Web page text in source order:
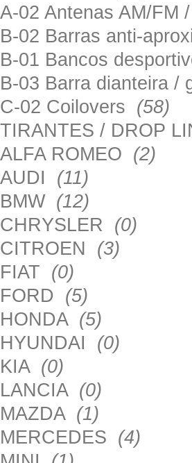
A-02 Antenas AM/FM
B-02 Barras anti-
B-01 Bancos
B-03 Barra dianteira
C-02 Coilovers (58)
TIRANTES / DROP
ALFA ROMEO (2)
AUDI (11)
BMW (12)
CHRYSLER (0)
CITROEN (3)
FIAT (0)
FORD (5)
HONDA (5)
HYUNDAI (0)
KIA (0)
LANCIA (0)
MAZDA (1)
MERCEDES (4)